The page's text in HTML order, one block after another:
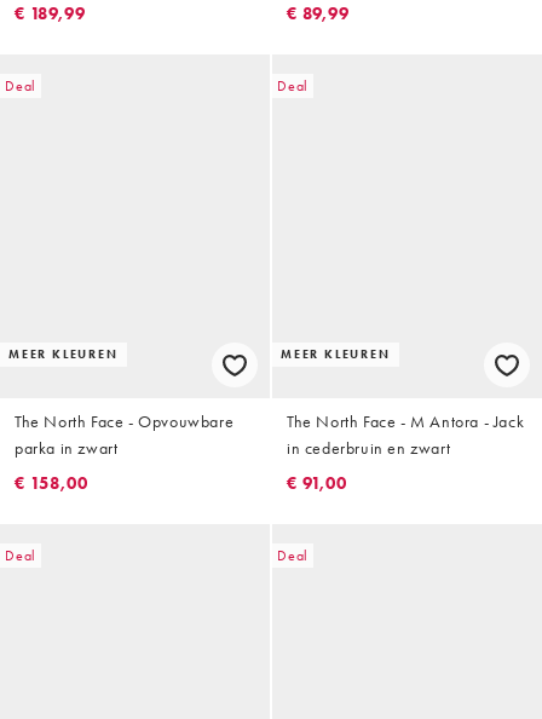
€ 189,99
€ 89,99
Deal
MEER KLEUREN
The North Face - Opvouwbare
parka in zwart
€ 158,00
Deal
MEER KLEUREN
The North Face - M Antora - Jack
in cederbruin en zwart
€ 91,00
Deal Deal